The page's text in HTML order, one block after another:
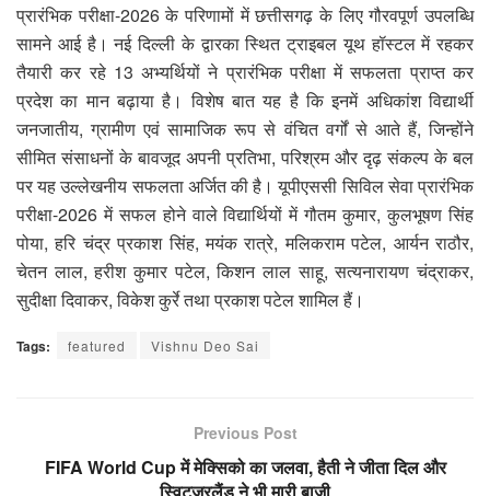
प्रारंभिक परीक्षा-2026 के परिणामों में छत्तीसगढ़ के लिए गौरवपूर्ण उपलब्धि
सामने आई है। नई दिल्ली के द्वारका स्थित ट्राइबल यूथ हॉस्टल में रहकर
तैयारी कर रहे 13 अभ्यर्थियों ने प्रारंभिक परीक्षा में सफलता प्राप्त कर
प्रदेश का मान बढ़ाया है। विशेष बात यह है कि इनमें अधिकांश विद्यार्थी
जनजातीय, ग्रामीण एवं सामाजिक रूप से वंचित वर्गों से आते हैं, जिन्होंने
सीमित संसाधनों के बावजूद अपनी प्रतिभा, परिश्रम और दृढ़ संकल्प के बल
पर यह उल्लेखनीय सफलता अर्जित की है। यूपीएससी सिविल सेवा प्रारंभिक
परीक्षा-2026 में सफल होने वाले विद्यार्थियों में गौतम कुमार, कुलभूषण सिंह
पोया, हरि चंद्र प्रकाश सिंह, मयंक रात्रे, मलिकराम पटेल, आर्यन राठौर,
चेतन लाल, हरीश कुमार पटेल, किशन लाल साहू, सत्यनारायण चंद्राकर,
सुदीक्षा दिवाकर, विकेश कुर्रे तथा प्रकाश पटेल शामिल हैं।
Tags: featured Vishnu Deo Sai
Previous Post
FIFA World Cup में मेक्सिको का जलवा, हैती ने जीता दिल और
स्विट्जरलैंड ने भी मारी बाजी